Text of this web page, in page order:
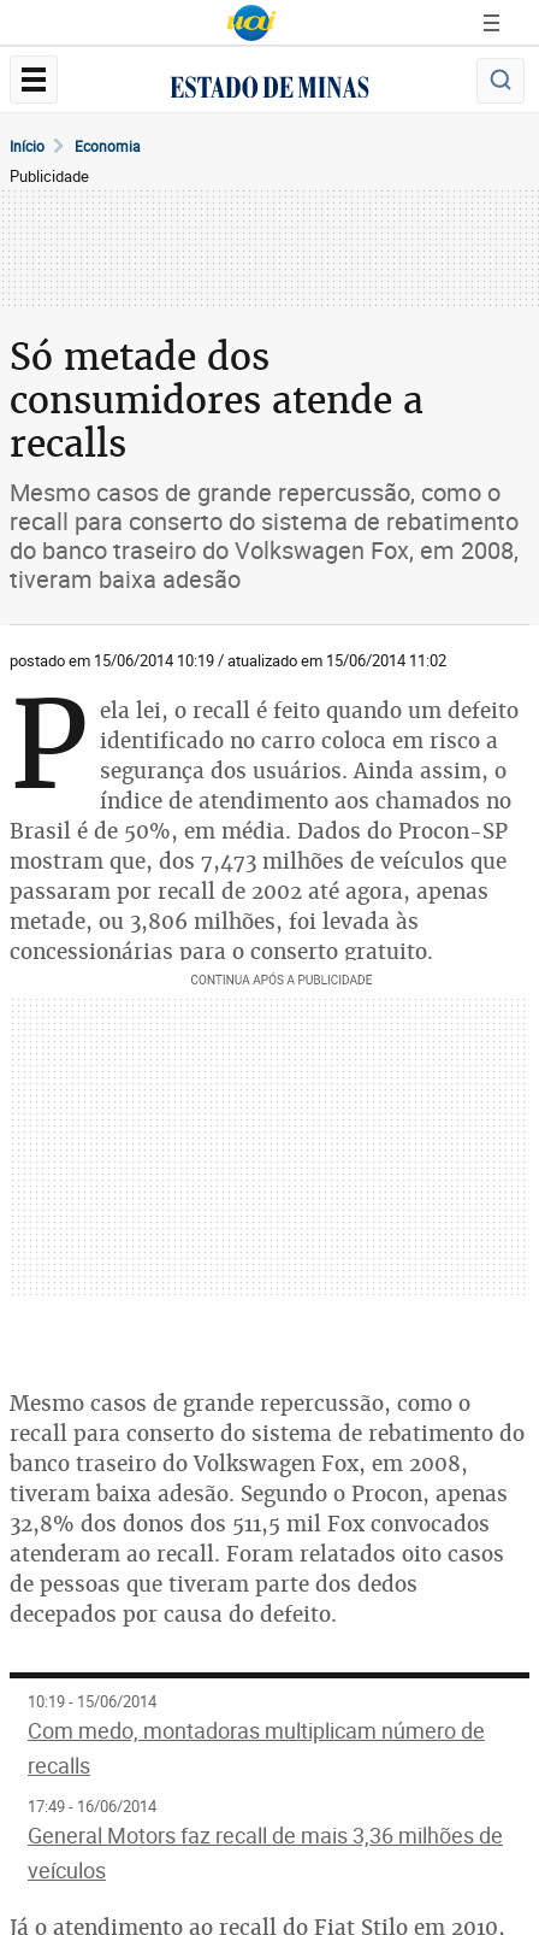
Início Economia
Publicidade
Só metade dos
consumidores atende a
recalls
Mesmo casos de grande repercussão, como o
recall para conserto do sistema de rebatimento
do banco traseiro do Volkswagen Fox, em 2008,
tiveram baixa adesão
postado em 15/06/2014 10:19 / atualizado em 15/06/2014 11:02
P ela lei, o recall é feito quando um defeito
identificado no carro coloca em risco a
segurança dos usuários. Ainda assim, o
índice de atendimento aos chamados no
Brasil é de 50%, em média. Dados do Procon-SP
mostram que, dos 7,473 milhões de veículos que
passaram por recall de 2002 até agora, apenas
metade, ou 3,806 milhões, foi levada às
concessionárias para o conserto gratuito.
Mesmo casos de grande repercussão, como o
recall para conserto do sistema de rebatimento do
banco traseiro do Volkswagen Fox, em 2008,
tiveram baixa adesão. Segundo o Procon, apenas
32,8% dos donos dos 511,5 mil Fox convocados
atenderam ao recall. Foram relatados oito casos
de pessoas que tiveram parte dos dedos
decepados por causa do defeito.
10:19 - 15/06/2014
Com medo, montadoras multiplicam número de
recalls
17:49 - 16/06/2014
General Motors faz recall de mais 3,36 milhões de
veículos
Já o atendimento ao recall do Fiat Stilo em 2010,